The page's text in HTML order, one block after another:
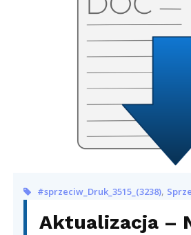
#sprzeciw_Druk_3515_(3238),
Aktualizacja –